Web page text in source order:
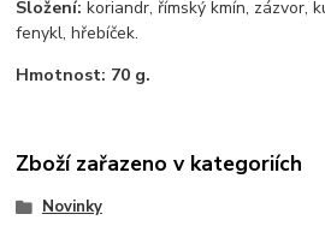
Složení: koriandr, římský kmín, zázvor,
fenykl, hřebíček.
Hmotnost: 70 g.
Zboží zařazeno v kategoriích
Novinky